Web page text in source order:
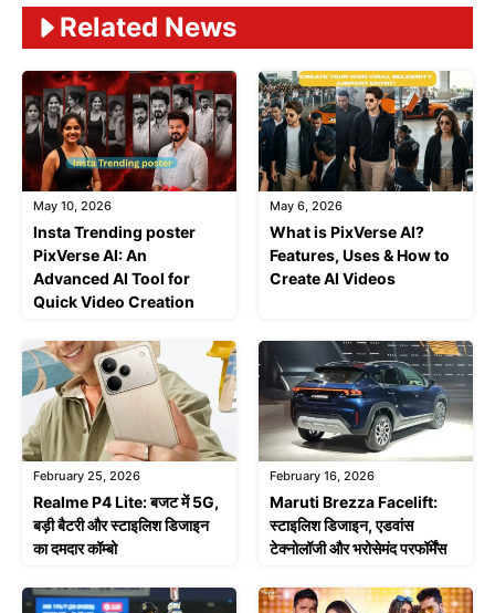
Related News
May 10, 2026
Insta Trending poster
PixVerse AI: An
Advanced AI Tool for
Quick Video Creation
May 6, 2026
What is PixVerse AI?
Features, Uses & How to
Create AI Videos
February 25, 2026
Realme P4 Lite: बजट में 5G,
बड़ी बैटरी और स्टाइलिश डिजाइन
का दमदार कॉम्बो
February 16, 2026
Maruti Brezza Facelift:
स्टाइलिश डिजाइन, एडवांस
टेक्नोलॉजी और भरोसेमंद परफॉर्मेंस